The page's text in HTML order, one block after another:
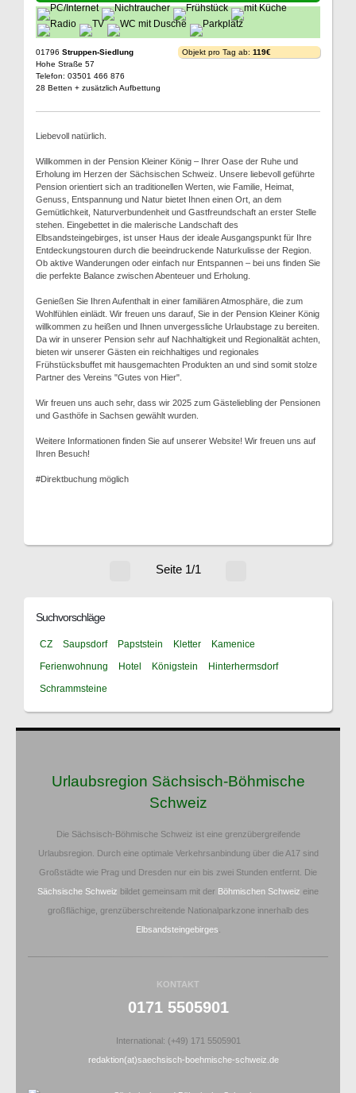
01796 Struppen-Siedlung
Hohe Straße 57
Telefon: 03501 466 876
28 Betten + zusätzlich Aufbettung
Objekt pro Tag ab: 119€
Liebevoll natürlich.
Willkommen in der Pension Kleiner König – Ihrer Oase der Ruhe und
Erholung im Herzen der Sächsischen Schweiz. Unsere liebevoll geführte
Pension orientiert sich an traditionellen Werten, wie Familie, Heimat,
Genuss, Entspannung und Natur bietet Ihnen einen Ort, an dem
Gemütlichkeit, Naturverbundenheit und Gastfreundschaft an erster Stelle
stehen. Eingebettet in die malerische Landschaft des
Elbsandsteingebirges, ist unser Haus der ideale Ausgangspunkt für Ihre
Entdeckungstouren durch die beeindruckende Naturkulisse der Region.
Ob aktive Wanderungen oder einfach nur Entspannen – bei uns finden Sie
die perfekte Balance zwischen Abenteuer und Erholung.
Genießen Sie Ihren Aufenthalt in einer familiären Atmosphäre, die zum
Wohlfühlen einlädt. Wir freuen uns darauf, Sie in der Pension Kleiner König
willkommen zu heißen und Ihnen unvergessliche Urlaubstage zu bereiten.
Da wir in unserer Pension sehr auf Nachhaltigkeit und Regionalität achten,
bieten wir unserer Gästen ein reichhaltiges und regionales
Frühstücksbuffet mit hausgemachten Produkten an und sind somit stolze
Partner des Vereins "Gutes von Hier".
Wir freuen uns auch sehr, dass wir 2025 zum Gästeliebling der Pensionen
und Gasthöfe in Sachsen gewählt wurden.
Weitere Informationen finden Sie auf unserer Website! Wir freuen uns auf
Ihren Besuch!
#Direktbuchung möglich
Seite 1/1
Suchvorschläge
CZ Saupsdorf Papststein Kletter
Kamenice
Ferienwohnung
Hotel Königstein
Hinterhermsdorf
Schrammsteine
Urlaubsregion Sächsisch-Böhmische
Schweiz
Die Sächsisch-Böhmische Schweiz ist eine grenzübergreifende
Urlaubsregion. Durch eine optimale Verkehrsanbindung über die A17 sind
Großstädte wie Prag und Dresden nur ein bis zwei Stunden entfernt. Die
Sächsische Schweiz bildet gemeinsam mit der Böhmischen Schweiz eine
großflächige, grenzüberschreitende Nationalparkzone innerhalb des
Elbsandsteingebirges
KONTAKT
0171 5505901
International: (+49) 171 5505901
redaktion(at)saechsisch-boehmische-schweiz.de